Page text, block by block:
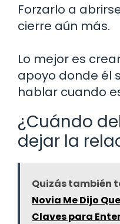
Forzarlo a
cierre aún más.
Lo mejor es
apoyo donde él
hablar cuando
¿Cuándo
dejar la
Quizás también
Novia Me Dijo
Claves para